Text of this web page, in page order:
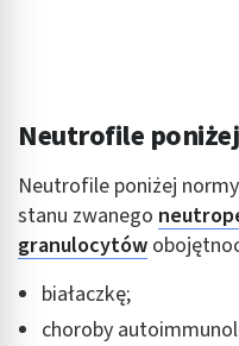
Neutrofile
Neutrofile poniżej
stanu zwanego
granulocytów
białaczkę;
choroby